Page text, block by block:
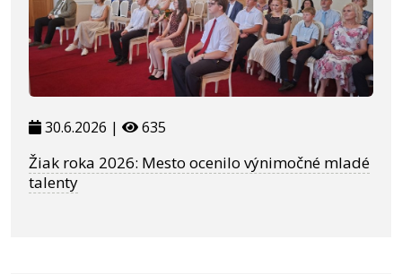
30.6.2026 | 635
Žiak roka 2026: Mesto ocenilo výnimočné mladé
talenty